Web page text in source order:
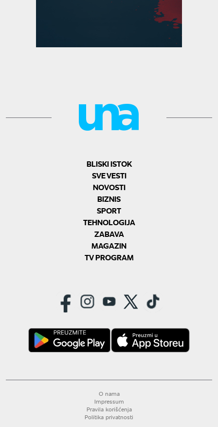
BLISKI ISTOK
SVE VESTI
NOVOSTI
BIZNIS
SPORT
TEHNOLOGIJA
ZABAVA
MAGAZIN
TV PROGRAM
O nama
Impressum
Pravila korišćenja
Politika privatnosti